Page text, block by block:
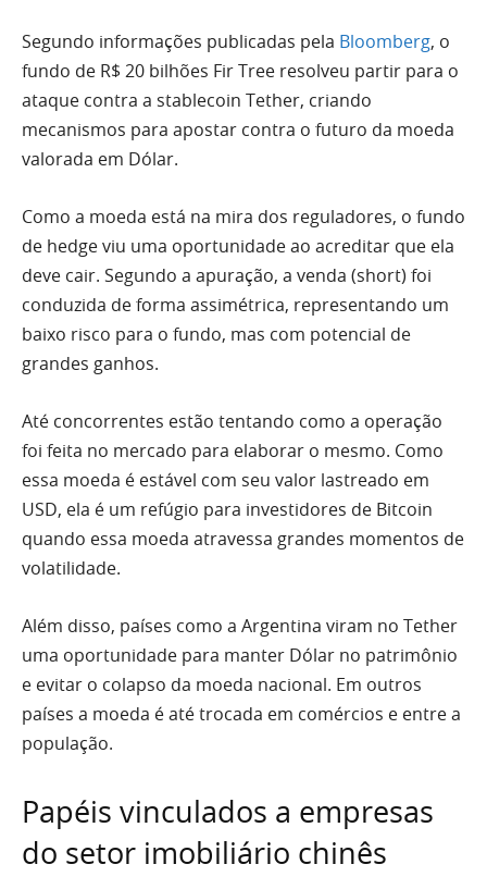
Segundo informações publicadas pela Bloomberg, o
fundo de R$ 20 bilhões Fir Tree resolveu partir para o
ataque contra a stablecoin Tether, criando
mecanismos para apostar contra o futuro da moeda
valorada em Dólar.
Como a moeda está na mira dos reguladores, o fundo
de hedge viu uma oportunidade ao acreditar que ela
deve cair. Segundo a apuração, a venda (short) foi
conduzida de forma assimétrica, representando um
baixo risco para o fundo, mas com potencial de
grandes ganhos.
Até concorrentes estão tentando como a operação
foi feita no mercado para elaborar o mesmo. Como
essa moeda é estável com seu valor lastreado em
USD, ela é um refúgio para investidores de Bitcoin
quando essa moeda atravessa grandes momentos de
volatilidade.
Além disso, países como a Argentina viram no Tether
uma oportunidade para manter Dólar no patrimônio
e evitar o colapso da moeda nacional. Em outros
países a moeda é até trocada em comércios e entre a
população.
Papéis vinculados a empresas
do setor imobiliário chinês